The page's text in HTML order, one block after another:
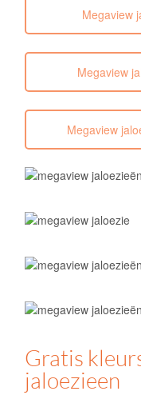
Megaview
Megaview
Megaview
Gratis
jaloezieen